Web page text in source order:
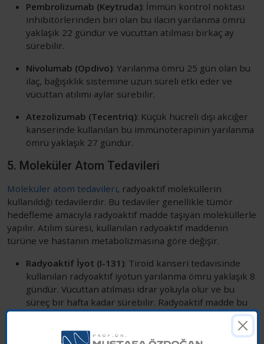
Pembrolizumab (Keytruda): İmmün kontrol noktası
inhibitörlerinden biri olan bu ilacın yarılanma ömrü
yaklaşık 22 gündür ve vücuttan atılması birkaç ay
sürebilir.
Nivolumab (Opdivo): Yarılanma ömrü 25 gün olan bu
ilaç, bağışıklık sistemine uzun süreli etki eder ve
vücuttan atılımı aylar sürebilir.
Atezolizumab (Tecentriq): Küçük hücreli dışı akciğer
kanserinde kullanılan bu immünoterapinin yarılanma
ömrü yaklaşık 27 gündür.
5. Moleküler Atom Tedavileri
Moleküler atom tedavileri, radyoaktif moleküllerin
kullanıldığı tedavilerdir. Bu tedaviler genellikle tümör
hedefleme amacıyla radyoaktif madde taşıyan moleküllerle
yapılır. Atılım süresi, kullanılan radyoaktif maddenin
türüne ve hastanın metabolizmasına göre değişir.
Radyoaktif İyot (I-131): Tiroid kanseri tedavisinde
kullanılan radyoaktif iyotun yarılanma ömrü yaklaşık 8
gündür. Vücuttan atılması idrar yoluyla olur ve bu
süreç bir hafta kadar sürebilir. Radyoaktif madde bu
süre boyunca hastanın vücudunda kalmaya devam